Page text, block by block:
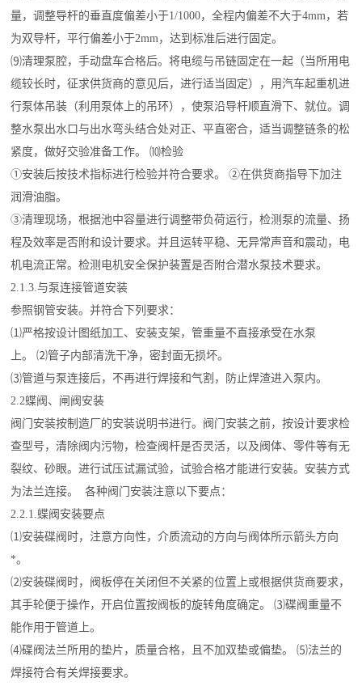
量，调整导杆的垂直度偏差小于1/1000，全程内偏差不大于4mm，若
为双导杆，平行偏差小于2mm，达到标准后进行固定。
⑼清理泵腔，手动盘车合格后。将电缆与吊链固定在一起（当所用电
缆较长时，征求供货商的意见后，进行适当固定），用汽车起重机进
行泵体吊装（利用泵体上的吊环），使泵沿导杆顺直滑下、就位。调
整水泵出水口与出水弯头结合处对正、平直密合，适当调整链条的松
紧度，做好交验准备工作。 ⑽检验
①安装后按技术指标进行检验并符合要求。 ②在供货商指导下加注
润滑油脂。
③清理现场，根据池中容量进行调整带负荷运行，检测泵的流量、扬
程及效率是否附和设计要求。并且运转平稳、无异常声音和震动，电
机电流正常。检测电机安全保护装置是否附合潜水泵技术要求。
2.1.3.与泵连接管道安装
参照钢管安装。并符合下列要求：
⑴严格按设计图纸加工、安装支架，管重量不直接承受在水泵
上。 ⑵管子内部清洗干净，密封面无损坏。
⑶管道与泵连接后，不再进行焊接和气割，防止焊渣进入泵内。
2.2蝶阀、闸阀安装
阀门安装按制造厂的安装说明书进行。阀门安装之前，按设计要求检
查型号，清除阀内污物，检查阀杆是否灵活，以及阀体、零件等有无
裂纹、砂眼。进行试压试漏试验，试验合格才能进行安装。安装方式
为法兰连接。 各种阀门安装注意以下要点：
2.2.1.蝶阀安装要点
⑴安装碟阀时，注意方向性，介质流动的方向与阀体所示箭头方向
*。
⑵安装碟阀时，阀板停在关闭但不关紧的位置上或根据供货商要求，
其手轮便于操作，开启位置按阀板的旋转角度确定。 ⑶碟阀重量不
能作用于管道上。
⑷碟阀法兰所用的垫片，质量合格，且不加双垫或偏垫。 ⑸法兰的
焊接符合有关焊接要求。